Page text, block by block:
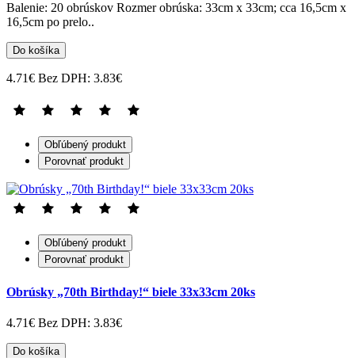
Balenie: 20 obrúskov Rozmer obrúska: 33cm x 33cm; cca 16,5cm x
16,5cm po prelo..
Do košíka
4.71€ Bez DPH: 3.83€
Obľúbený produkt
Porovnať produkt
Obľúbený produkt
Porovnať produkt
Obrúsky „70th Birthday!“ biele 33x33cm 20ks
4.71€ Bez DPH: 3.83€
Do košíka